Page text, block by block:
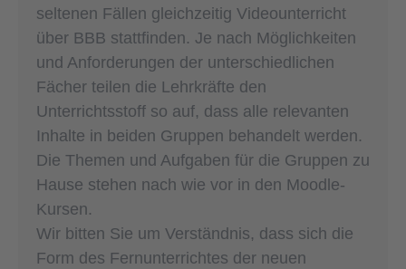
seltenen Fällen gleichzeitig Videounterricht
über BBB stattfinden. Je nach Möglichkeiten
und Anforderungen der unterschiedlichen
Fächer teilen die Lehrkräfte den
Unterrichtsstoff so auf, dass alle relevanten
Inhalte in beiden Gruppen behandelt werden.
Die Themen und Aufgaben für die Gruppen zu
Hause stehen nach wie vor in den Moodle-
Kursen.
Wir bitten Sie um Verständnis, dass sich die
Form des Fernunterrichtes der neuen